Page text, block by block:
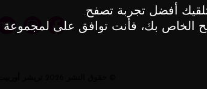
أفضل تجربة تصفح.
الخاص بك، فأنت توافق على لمجموعة